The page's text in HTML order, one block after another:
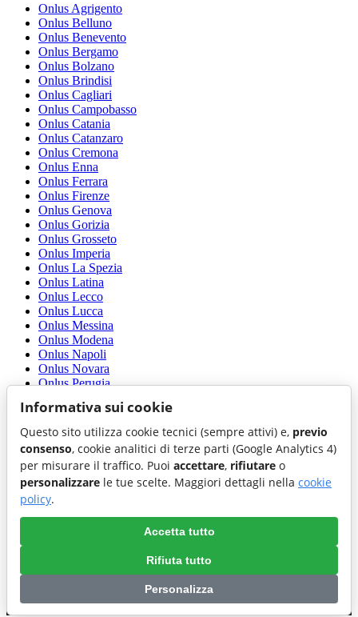
Onlus Agrigento
Onlus Belluno
Onlus Benevento
Onlus Bergamo
Onlus Bolzano
Onlus Brindisi
Onlus Cagliari
Onlus Campobasso
Onlus Catania
Onlus Catanzaro
Onlus Cremona
Onlus Enna
Onlus Ferrara
Onlus Firenze
Onlus Genova
Onlus Gorizia
Onlus Grosseto
Onlus Imperia
Onlus La Spezia
Onlus Latina
Onlus Lecco
Onlus Lucca
Onlus Messina
Onlus Modena
Onlus Napoli
Onlus Novara
Onlus Perugia
Onlus Pisa
Onlus Reggio di Calabria
Onlus Rieti
Onlus Siracusa
Onlus Terni
Onlus Torino
Onlus Trento
Preferenze cookie|Cookie policy|Accessibilita'|Privacy policy
Informativa sui cookie
Questo sito utilizza cookie tecnici (sempre attivi) e, previo
consenso, cookie analitici di terze parti (Google Analytics 4)
per misurare il traffico. Puoi accettare, rifiutare o
personalizzare le tue scelte. Maggiori dettagli nella cookie
policy.
Accetta tutto
Rifiuta tutto
Personalizza